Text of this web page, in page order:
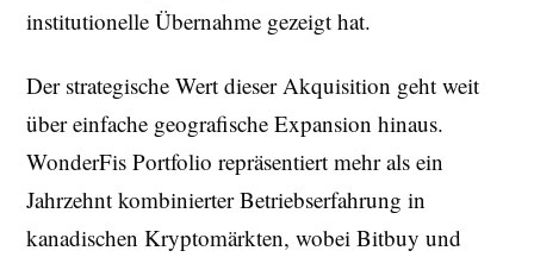
institutionelle Übernahme gezeigt hat.
Der strategische Wert dieser Akquisition geht weit
über einfache geografische Expansion hinaus.
WonderFis Portfolio repräsentiert mehr als ein
Jahrzehnt kombinierter Betriebserfahrung in
kanadischen Kryptomärkten, wobei Bitbuy und